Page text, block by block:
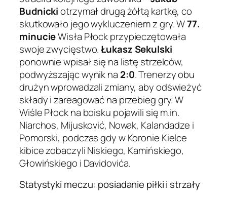
Budnickiotrzymał drugą żółtą kartkę, co
skutkowało jego wykluczeniem z gry. W77.
minucieWisła Płock przypieczętowała
swoje zwycięstwo.Łukasz Sekulski
ponownie wpisał się na listę strzelców,
podwyższając wynik na 2:0. Trenerzy obu
drużyn wprowadzali zmiany, aby odświeżyć
składy i zareagować na przebieg gry. W
Wiśle Płock na boisku pojawili się m.in.
Niarchos, Mijusković, Nowak, Kalandadze i
Pomorski, podczas gdy w Koronie Kielce
kibice zobaczyli Niskiego, Kamińskiego,
Głowińskiego i Davidovića.
Statystyki meczu: posiadanie piłki i strzały